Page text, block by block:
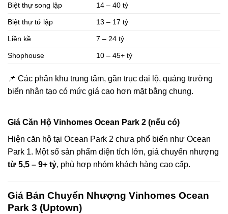
Biệt thự song lập 14 – 40 tỷ
Biệt thự tứ lập 13 – 17 tỷ
Liền kề 7 – 24 tỷ
Shophouse 10 – 45+ tỷ
📌 Các phân khu trung tâm, gần trục đại lộ, quảng trường
biển nhân tạo có mức giá cao hơn mặt bằng chung.
Giá Căn Hộ Vinhomes Ocean Park 2 (nếu có)
Hiện căn hộ tại Ocean Park 2 chưa phổ biến như Ocean
Park 1. Một số sản phẩm diện tích lớn, giá chuyển nhượng
từ 5,5 – 9+ tỷ, phù hợp nhóm khách hàng cao cấp.
Giá Bán Chuyển Nhượng Vinhomes Ocean
Park 3 (Uptown)